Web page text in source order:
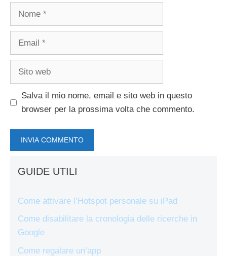
Nome
Email
Sito
Salva il mio nome, email e sito web in questo
browser per la prossima volta che commento.
GUIDE UTILI
Come attivare l’Hotspot personale su iPad
Come disabilitare la cronologia delle ricerche in
Google
Come regalare un’app